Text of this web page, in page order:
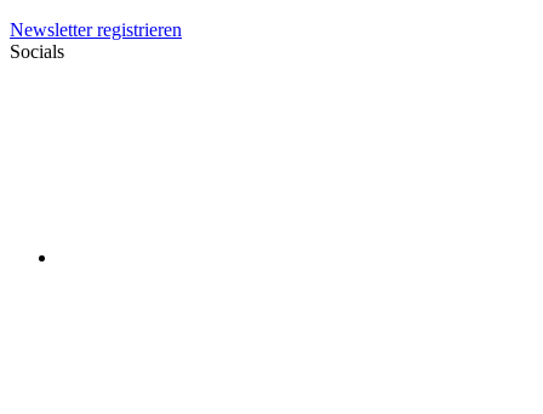
Newsletter registrieren
Socials